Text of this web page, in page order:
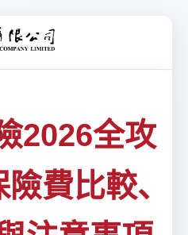
2026全攻
費比較、